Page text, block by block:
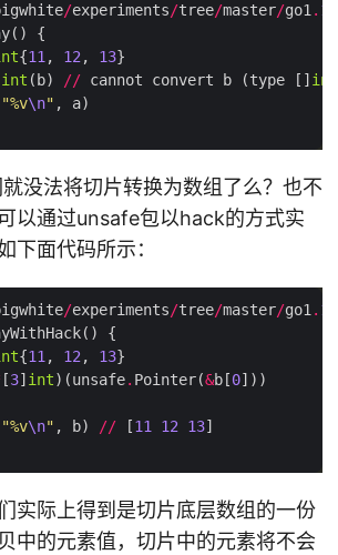
/experiments/tree/master/go1. 17
{11, 12, 13
int (b) // cannot convert b (type [] int
"%v\n"
没法将切片转换为数组了么？也不
以通过unsafe包以hack的方式实
下面代码所示：
/experiments/tree/master/go1. 17
{11, 12, 13
[3] int)(unsafe. Pointer(&b[0
"%v\n" , b) // [11 12 13
实际上得到是切片底层数组的一份
中的元素值，切片中的元素将不会